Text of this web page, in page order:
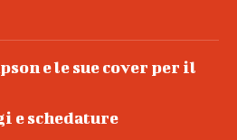
e le sue cover per il
e schedature